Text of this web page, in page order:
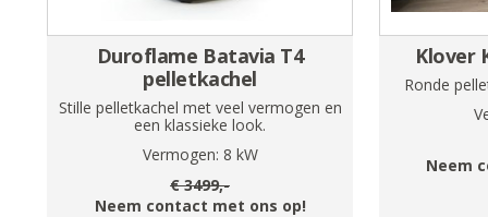
Duroflame Batavia T4
pelletkachel
Stille pelletkachel met veel vermogen en
een klassieke look.
Vermogen: 8 kW
€3499,-
Neem contact met ons op!
Klover
Ronde
Neem